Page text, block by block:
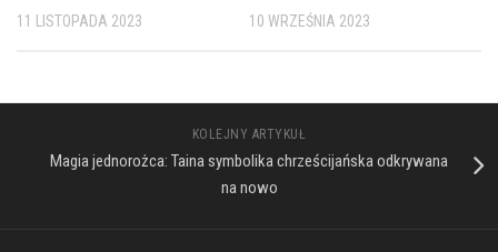
11 LISTOPADA 2023 10 WRZEŚNIA 2023
KOLEJNY ARTYKUŁ
Magia jednorożca: Taina symbolika chrześcijańska odkrywana
na nowo